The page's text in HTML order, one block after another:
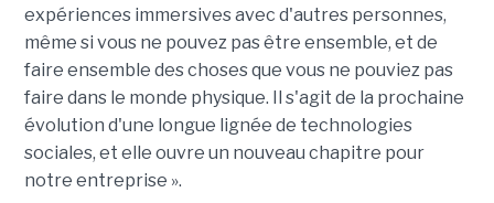
expériences immersives avec d'autres personnes,
même si vous ne pouvez pas être ensemble, et de
faire ensemble des choses que vous ne pouviez pas
faire dans le monde physique. Il s'agit de la prochaine
évolution d'une longue lignée de technologies
sociales, et elle ouvre un nouveau chapitre pour
notre entreprise ».